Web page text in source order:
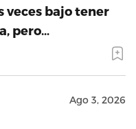
veces bajo tener
pero…
Ago 3, 2026